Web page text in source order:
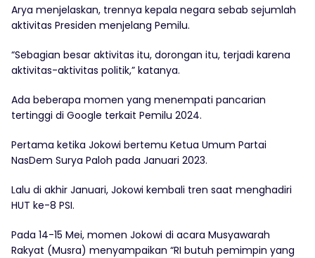
Arya menjelaskan, trennya kepala negara sebab sejumlah
aktivitas Presiden menjelang Pemilu.
“Sebagian besar aktivitas itu, dorongan itu, terjadi karena
aktivitas-aktivitas politik,” katanya.
Ada beberapa momen yang menempati pancarian
tertinggi di Google terkait Pemilu 2024.
Pertama ketika Jokowi bertemu Ketua Umum Partai
NasDem Surya Paloh pada Januari 2023.
Lalu di akhir Januari, Jokowi kembali tren saat menghadiri
HUT ke-8 PSI.
Pada 14-15 Mei, momen Jokowi di acara Musyawarah
Rakyat (Musra) menyampaikan “RI butuh pemimpin yang